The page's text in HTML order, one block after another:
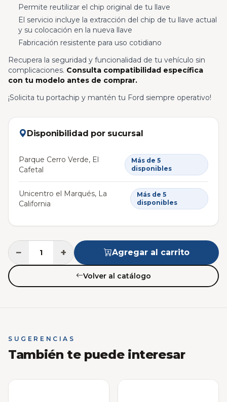
Permite reutilizar el chip original de tu llave
El servicio incluye la extracción del chip de tu llave actual
y su colocación en la nueva llave
Fabricación resistente para uso cotidiano
Recupera la seguridad y funcionalidad de tu vehículo sin
complicaciones. Consulta compatibilidad específica
con tu modelo antes de comprar.
¡Solicita tu portachip y mantén tu Ford siempre operativo!
Disponibilidad por sucursal
Parque Cerro Verde, El
Cafetal
Más de 5
disponibles
Unicentro el Marqués, La
California
Más de 5
disponibles
− + Agregar al carrito
Volver al catálogo
SUGERENCIAS
También te puede interesar